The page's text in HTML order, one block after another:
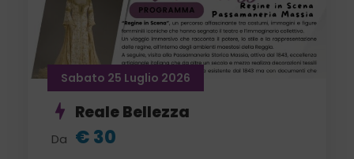
Sabato 25 Luglio 2026
Reale Bellezza
Da € 30